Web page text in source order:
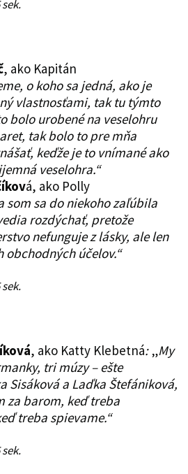
, ako Kapitán
o koho sa jedná, ako je
vlastnosťami, tak tu týmto
bolo urobené na veselohru
tak bolo to pre mňa
keďže je to vnímané ako
veselohra.“
á, ako Polly
som sa do niekoho zaľúbila
rozdýchať, pretože
nefunguje z lásky, ale len
obchodných účelov.“
, ako Katty Klebetná:„My
tri múzy – ešte
Sisáková a Laďka Štefániková,
za barom, keď treba
treba spievame.“